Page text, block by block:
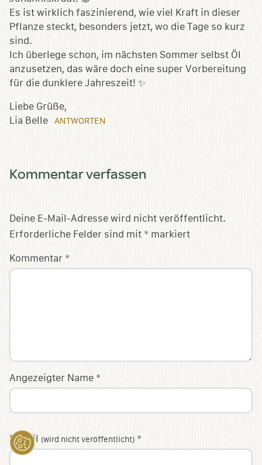
Es ist wirklich faszinierend, wie viel Kraft in dieser
Pflanze steckt, besonders jetzt, wo die Tage so kurz
sind.
Ich überlege schon, im nächsten Sommer selbst Öl
anzusetzen, das wäre doch eine super Vorbereitung
für die dunklere Jahreszeit! ✨
Liebe Grüße,
Lia Belle
ANTWORTEN
Kommentar verfassen
Deine E-Mail-Adresse wird nicht veröffentlicht.
Erforderliche Felder sind mit * markiert
Kommentar *
Angezeigter Name *
E-Mail (wird nicht veröffentlicht) *